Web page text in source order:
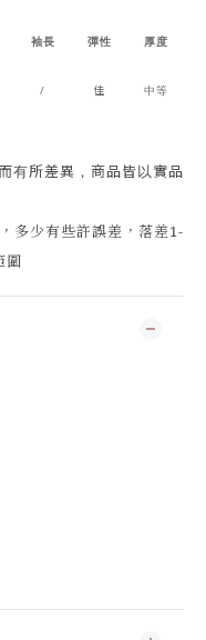
袖長 彈性 厚度
/ 佳 中等
有所差異，商品皆以實品
多少有些許誤差，落差1-
圍